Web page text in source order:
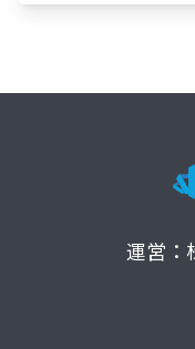
運営：